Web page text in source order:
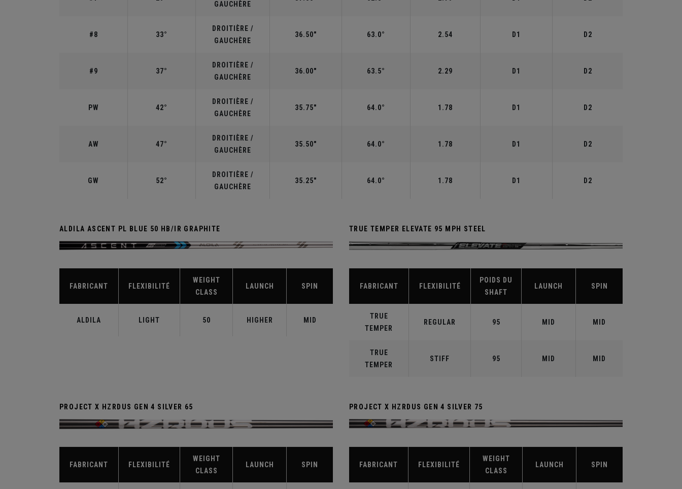
GAUCHÈRE
#8 33°
DROITIÈRE /
GAUCHÈRE
36.50" 63.0° 2.54 D1 D2
#9 37°
DROITIÈRE /
GAUCHÈRE
36.00" 63.5° 2.29 D1 D2
PW 42°
DROITIÈRE /
GAUCHÈRE
35.75" 64.0° 1.78 D1 D2
AW 47°
DROITIÈRE /
GAUCHÈRE
35.50" 64.0° 1.78 D1 D2
GW 52°
DROITIÈRE /
GAUCHÈRE
35.25" 64.0° 1.78 D1 D2
ALDILA ASCENT PL BLUE 50 HB/IR GRAPHITE
FABRICANT FLEXIBILITÉ
WEIGHT
CLASS
LAUNCH SPIN
ALDILA LIGHT 50 HIGHER MID
TRUE TEMPER ELEVATE 95 MPH STEEL
FABRICANT FLEXIBILITÉ
POIDS DU
SHAFT
LAUNCH SPIN
TRUE
TEMPER
REGULAR 95 MID MID
TRUE
TEMPER
STIFF 95 MID MID
PROJECT X HZRDUS GEN 4 SILVER 65
FABRICANT FLEXIBILITÉ
WEIGHT
CLASS
LAUNCH SPIN
PROJECT X HZRDUS GEN 4 SILVER 75
FABRICANT FLEXIBILITÉ
WEIGHT
CLASS
LAUNCH SPIN